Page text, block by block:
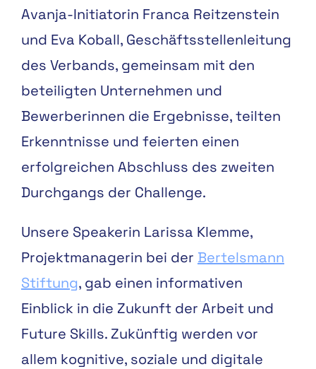
Avanja-Initiatorin Franca Reitzenstein
und Eva Koball, Geschäftsstellenleitung
des Verbands, gemeinsam mit den
beteiligten Unternehmen und
Bewerberinnen die Ergebnisse, teilten
Erkenntnisse und feierten einen
erfolgreichen Abschluss des zweiten
Durchgangs der Challenge.
Unsere Speakerin Larissa Klemme,
Projektmanagerin bei der Bertelsmann
Stiftung, gab einen informativen
Einblick in die Zukunft der Arbeit und
Future Skills. Zukünftig werden vor
allem kognitive, soziale und digitale